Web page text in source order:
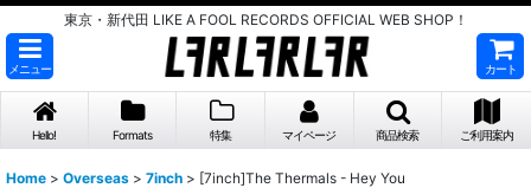
東京・新代田 LIKE A FOOL RECORDS OFFICIAL WEB SHOP！
メニュー カート
Hello! Formats 特集 マイページ 商品検索 ご利用案内
Home > Overseas > 7inch > [7inch]The Thermals - Hey You